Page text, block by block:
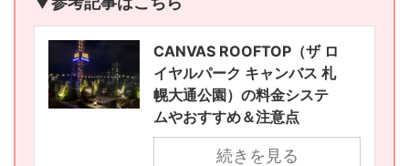
CANVAS ROOFTOP（ザ ロ
イヤルパーク キャンバス 札
幌大通公園）の料金システ
ムやおすすめ＆注意点
続きを見る